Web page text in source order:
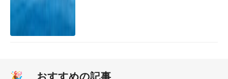
🎉 おすすめの記事